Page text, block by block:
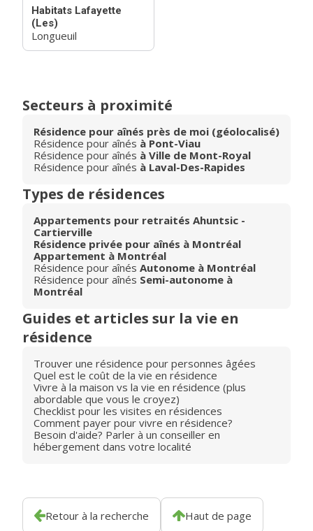
Habitats Lafayette
(Les)
Longueuil
Secteurs à proximité
Résidence pour aînés près de moi (géolocalisé)
Résidence pour aînés à Pont-Viau
Résidence pour aînés à Ville de Mont-Royal
Résidence pour aînés à Laval-Des-Rapides
Types de résidences
Appartements pour retraités Ahuntsic -
Cartierville
Résidence privée pour aînés à Montréal
Appartement à Montréal
Résidence pour aînés Autonome à Montréal
Résidence pour aînés Semi-autonome à
Montréal
Guides et articles sur la vie en
résidence
Trouver une résidence pour personnes âgées
Quel est le coût de la vie en résidence
Vivre à la maison vs la vie en résidence (plus
abordable que vous le croyez)
Checklist pour les visites en résidences
Comment payer pour vivre en résidence?
Besoin d'aide? Parler à un conseiller en
hébergement dans votre localité
Retour à la recherche Haut de page